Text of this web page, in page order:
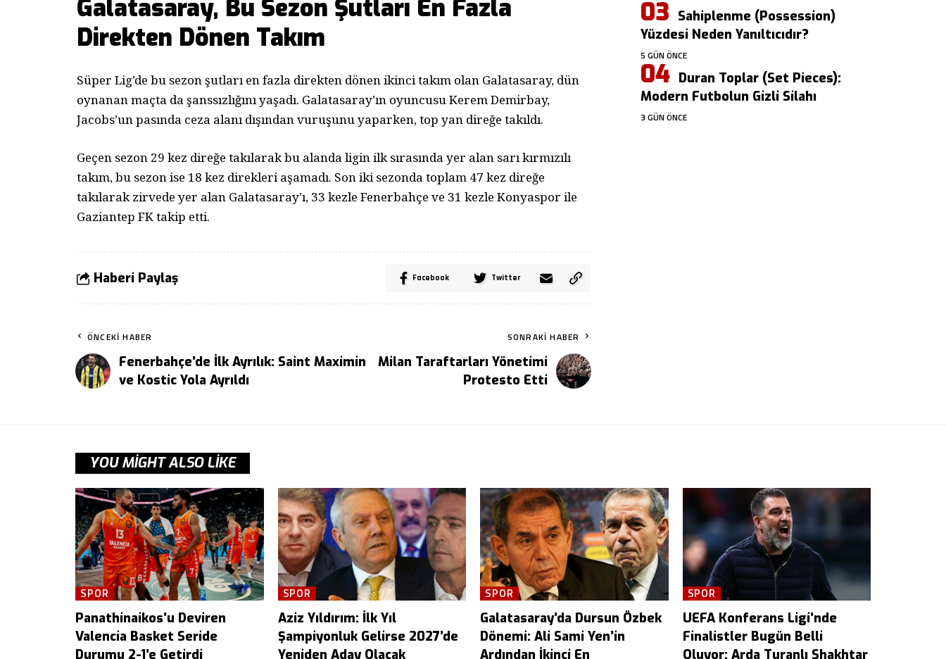
Galatasaray, Bu Sezon Şutları En Fazla
Direkten Dönen Takım
Süper Lig’de bu sezon şutları en fazla direkten dönen ikinci takım olan Galatasaray, dün
oynanan maçta da şanssızlığını yaşadı. Galatasaray’ın oyuncusu Kerem Demirbay,
Jacobs’un pasında ceza alanı dışından vuruşunu yaparken, top yan direğe takıldı.
Geçen sezon 29 kez direğe takılarak bu alanda ligin ilk sırasında yer alan sarı kırmızılı
takım, bu sezon ise 18 kez direkleri aşamadı. Son iki sezonda toplam 47 kez direğe
takılarak zirvede yer alan Galatasaray’ı, 33 kezle Fenerbahçe ve 31 kezle Konyaspor ile
Gaziantep FK takip etti.
Haberi Paylaş Facebook Twitter
ÖNCEKI HABER
Fenerbahçe’de İlk Ayrılık: Saint Maximin
ve Kostic Yola Ayrıldı
SONRAKI HABER
Milan Taraftarları Yönetimi
Protesto Etti
Sahiplenme (Possession)
Yüzdesi Neden Yanıltıcıdır?
5 GÜN ÖNCE
Duran Toplar (Set Pieces):
Modern Futbolun Gizli Silahı
3 GÜN ÖNCE
YOU MIGHT ALSO LIKE
SPOR
Panathinaikos’u Deviren
Valencia Basket Seride
Durumu 2-1’e Getirdi
SPOR
Aziz Yıldırım: İlk Yıl
Şampiyonluk Gelirse 2027’de
Yeniden Aday Olacak
SPOR
Galatasaray’da Dursun Özbek
Dönemi: Ali Sami Yen’in
Ardından İkinci En
SPOR
UEFA Konferans Ligi’nde
Finalistler Bugün Belli
Oluyor: Arda Turanlı Shakhtar